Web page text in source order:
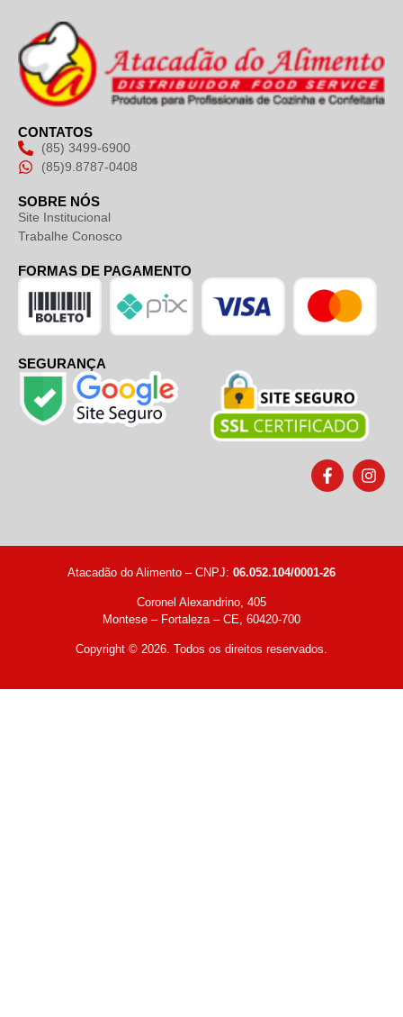
(85) 3499-6900
(85)9.8787-0408
CONTATOS
SOBRE NÓS
Site Institucional
Trabalhe Conosco
FORMAS DE PAGAMENTO
SEGURANÇA
Atacadão do Alimento – CNPJ: 06.052.104/0001-26
Coronel Alexandrino, 405
Montese – Fortaleza – CE, 60420-700
Copyright © 2026. Todos os direitos reservados.